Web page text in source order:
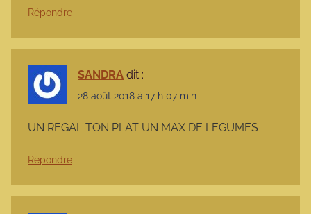
Répondre
SANDRA dit :
28 août 2018 à 17 h 07 min
UN REGAL TON PLAT UN MAX DE LEGUMES
Répondre